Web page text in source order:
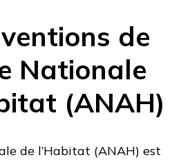
de
Nationale
(ANAH)
de l’Habitat (ANAH) est